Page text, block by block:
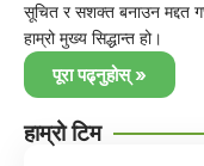
सूचित र सशक्त बनाउन मद्दत
हाम्रो मुख्य सिद्धान्त हो।
पूरा पढ्नुहोस् »
हाम्रो टिम